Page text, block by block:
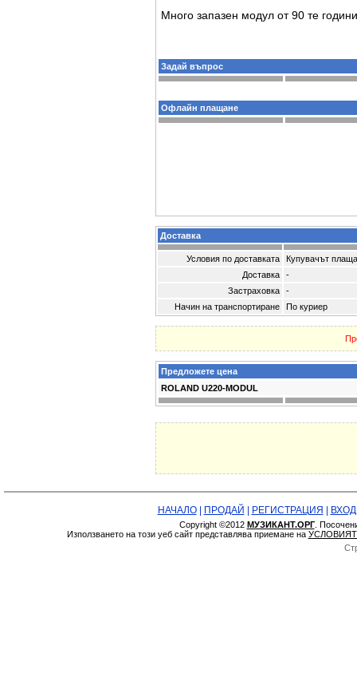
Много запазен модул от 90 те
Задай въпрос
Офлайн плащане
Доставка
Условия по доставката
Купувачът
Доставка
-
Застраховка
-
Начин на транспортиране
По куриер
Предложете цена
ROLAND U220-MODUL
НАЧАЛО| ПРОДАЙ РЕГИСТРАЦИЯ ВХОД
Copyright ©2012 МУЗИКАНТ.ОРГ.
Използването на този уеб сайт представлява приемане на